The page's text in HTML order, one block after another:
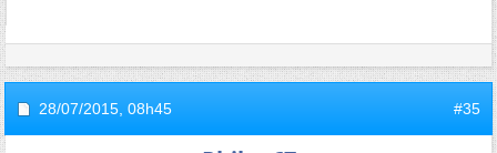
28/07/2015, 08h45 #35